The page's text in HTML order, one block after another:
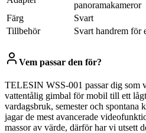
panoramakameror
Färg
Svart
Tillbehör
Svart handrem för
Vem passar den för?
TELESIN WSS-001 passar dig som
vattentålig gimbal för mobil till ett
vardagsbruk, semester och
jagar de mest avancerade
massor av värde, därför har vi utsett